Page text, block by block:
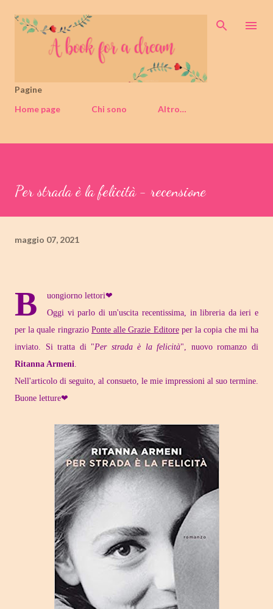
Passa ai contenuti principali
Pagine
Home page
Chi sono Altro…
Per strada è la felicità - recensione
maggio 07, 2021
B
uongiorno lettori❤
Oggi vi parlo di un'uscita recentissima, in libreria da ieri e
per la quale ringrazio Ponte alle Grazie Editoreper la copia che mi ha
inviato. Si tratta di "Per strada è la felicità", nuovo romanzo di
Ritanna Armeni.
Nell'articolo di seguito, al consueto, le mie impressioni al suo termine.
Buone letture❤